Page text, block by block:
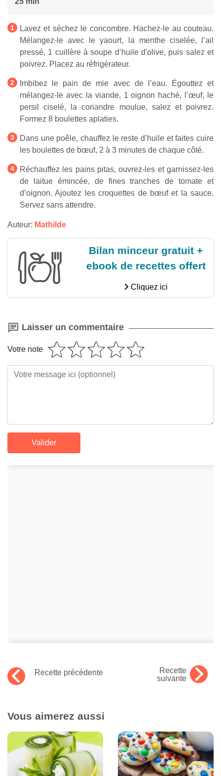
Lavez et séchez le concombre. Hachez-le au couteau.
Mélangez-le avec le yaourt, la menthe ciselée, l’ail
pressé, 1 cuillère à soupe d’huile d'olive, puis salez et
poivrez. Placez au réfrigérateur.
Imbibez le pain de mie avec de l’eau. Égouttez et
mélangez-le avec la viande, 1 oignon haché, l’œuf, le
persil ciselé, la coriandre moulue, salez et poivrez.
Formez 8 boulettes aplaties.
Dans une poêle, chauffez le reste d’huile et faites cuire
les boulettes de bœuf, 2 à 3 minutes de chaque côté.
Réchauffez les pains pitas, ouvrez-les et garnissez-les
de laitue émincée, de fines tranches de tomate et
d’oignon. Ajoutez les croquettes de bœuf et la sauce.
Servez sans attendre.
Auteur: Mathilde
Bilan minceur gratuit +
ebook de recettes offert
Cliquez ici
Laisser un commentaire
Votre note
Recette précédente
Recette
suivante
Vous aimerez aussi